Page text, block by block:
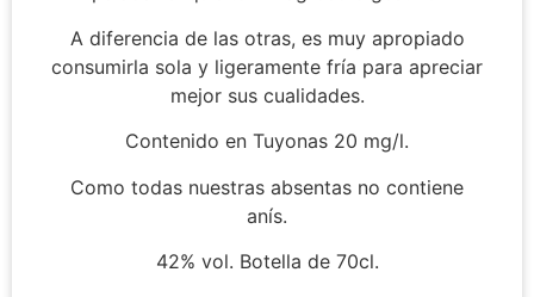
A diferencia de las otras, es muy apropiado
consumirla sola y ligeramente fría para apreciar
mejor sus cualidades.
Contenido en Tuyonas 20 mg/l.
Como todas nuestras absentas no contiene
anís.
42% vol. Botella de 70cl.